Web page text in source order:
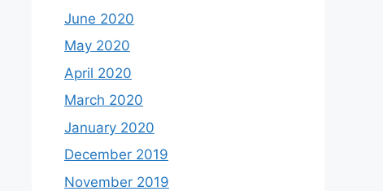
June 2020
May 2020
April 2020
March 2020
January 2020
December 2019
November 2019